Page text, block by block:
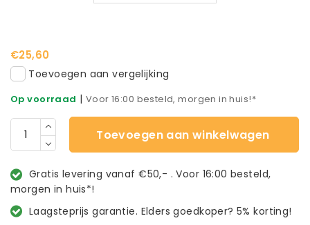
€25,60
Toevoegen aan vergelijking
Op voorraad | Voor 16:00 besteld, morgen in huis!*
Toevoegen aan winkelwagen
Gratis levering vanaf €50,- . Voor 16:00 besteld,
morgen in huis*!
Laagsteprijs garantie. Elders goedkoper? 5% korting!